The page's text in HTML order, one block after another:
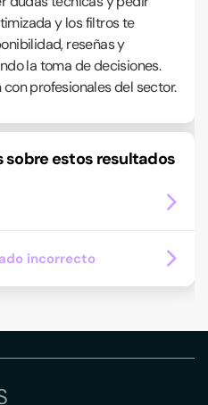
y los filtros te
reseñas y
la toma de decisiones.
profesionales del sector.
sobre estos resultados
incorrecto